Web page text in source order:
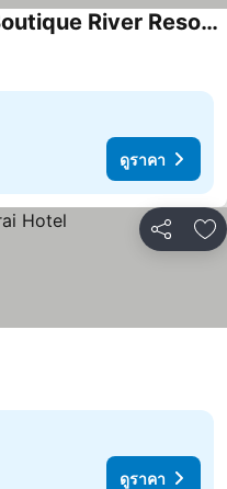
The Legend Chiang Rai Boutique River Resort & Spa
ดูราคา
แชร์ เ
ดูราคา